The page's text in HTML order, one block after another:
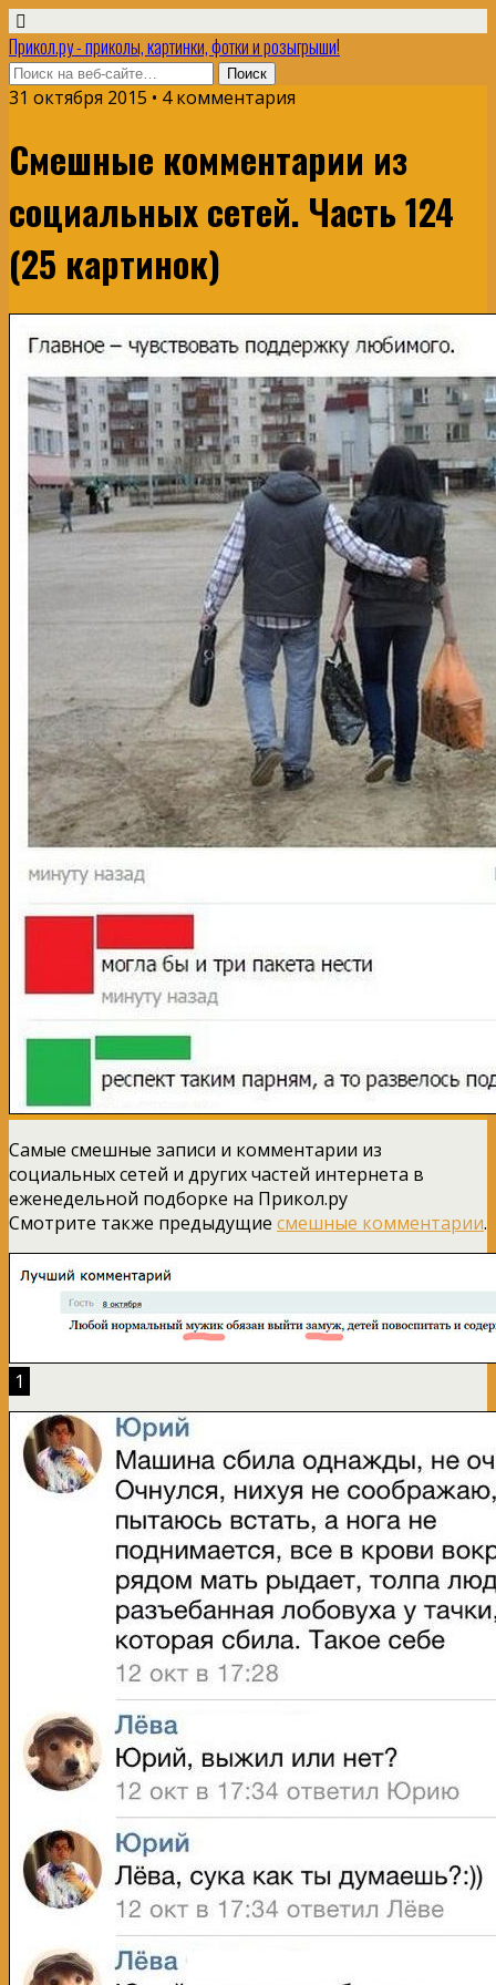
Прикол.ру - приколы, картинки, фотки и розыгрыши!
31 октября 2015 • 4 комментария
Смешные комментарии из
социальных сетей. Часть 124
(25 картинок)
Самые смешные записи и комментарии из
социальных сетей и других частей интернета в
еженедельной подборке на Прикол.ру
Смотрите также предыдущие смешные комментарии.
1